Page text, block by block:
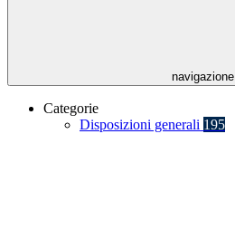
navigazione
Categorie
Disposizioni generali 195